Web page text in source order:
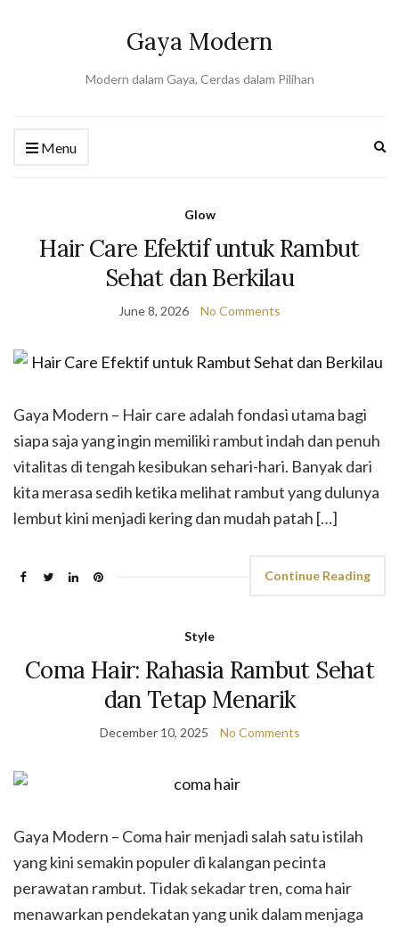
Gaya Modern
Modern dalam Gaya, Cerdas dalam Pilihan
Menu
Glow
Hair Care Efektif untuk Rambut
Sehat dan Berkilau
June 8, 2026 No Comments
Gaya Modern – Hair care adalah fondasi utama bagi
siapa saja yang ingin memiliki rambut indah dan penuh
vitalitas di tengah kesibukan sehari-hari. Banyak dari
kita merasa sedih ketika melihat rambut yang dulunya
lembut kini menjadi kering dan mudah patah […]
Continue Reading
Style
Coma Hair: Rahasia Rambut Sehat
dan Tetap Menarik
December 10, 2025 No Comments
Gaya Modern – Coma hair menjadi salah satu istilah
yang kini semakin populer di kalangan pecinta
perawatan rambut. Tidak sekadar tren, coma hair
menawarkan pendekatan yang unik dalam menjaga